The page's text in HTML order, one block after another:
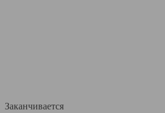
Заканчивается